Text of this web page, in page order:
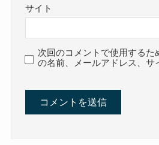
サイト
次回のコメントで使用するた
の名前、メールアドレス、サ